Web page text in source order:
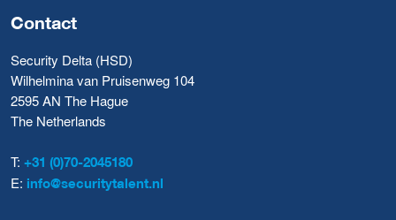
Contact
Security Delta (HSD)
Wilhelmina van Pruisenweg 104
2595 AN The Hague
The Netherlands
T: +31 (0)70-2045180
E: info@securitytalent.nl